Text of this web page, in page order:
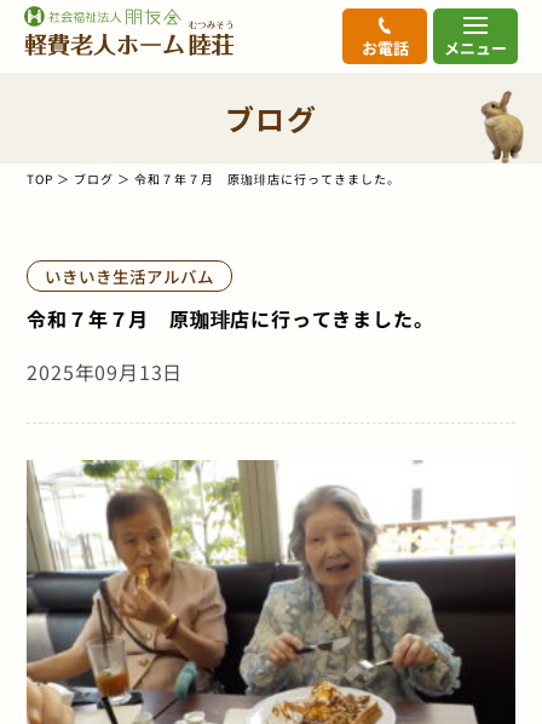
メニュー
お電話
ブログ
TOP ブログ 令和７年７月 原珈琲店に行ってきました。
いきいき生活アルバム
令和７年７月 原珈琲店に行ってきました。
2025年09月13日